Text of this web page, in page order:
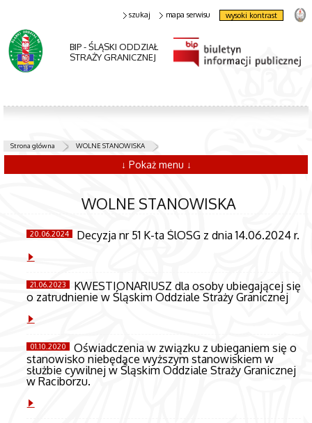
BIP - ŚLĄSKI ODDZIAŁ
STRAŻY GRANICZNEJ
szukaj mapa serwisu wysoki kontrast
Strona główna WOLNE STANOWISKA
↓ Pokaż menu ↓
WOLNE STANOWISKA
20.06.2024 Decyzja nr 51 K-ta ŚlOSG z dnia 14.06.2024 r.
21.06.2023 KWESTIONARIUSZ dla osoby ubiegającej się
o zatrudnienie w Śląskim Oddziale Straży Granicznej
01.10.2020 Oświadczenia w związku z ubieganiem się o
stanowisko niebędące wyższym stanowiskiem w
służbie cywilnej w Śląskim Oddziale Straży Granicznej
w Raciborzu.